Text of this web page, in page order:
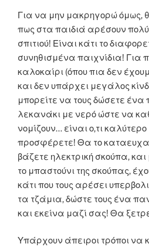
Για να μην μακρηγορώ όμως,
πως στα παιδιά αρέσουν πολύ
σπιτιού! Είναι κάτι το
συνηθισμένα παιχνίδια! Για
καλοκαίρι (όπου πια δεν
και δεν υπάρχει μεγάλος
μπορείτε να τους δώσετε ένα
λεκανάκι με νερό ώστε να
νομίζουν… είναι ο,τι
προσφέρετε! Θα το
βάζετε ηλεκτρική σκούπα,
το μπαστούνι της σκούπας,
κάτι που τους αρέσει
τα τζάμια, δώστε τους ένα
και εκείνα μαζί σας! Θα
Υπάρχουν άπειροι τρόποι να